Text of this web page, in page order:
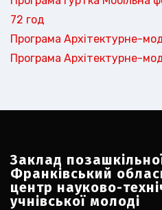
72 год
Програма Архітектурне-
Програма Архітектурне-
Заклад
Франківський
центр науково-
учнівської молоді